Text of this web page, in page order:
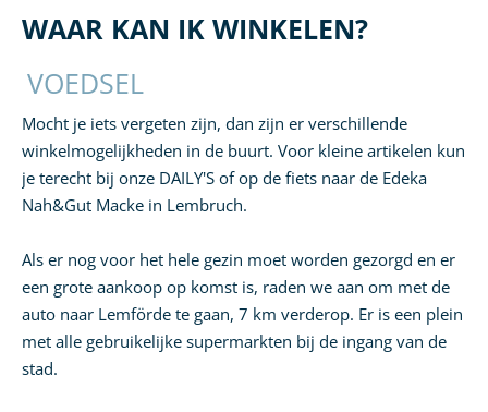
WAAR KAN IK WINKELEN?
VOEDSEL
Mocht je iets vergeten zijn, dan zijn er verschillende
winkelmogelijkheden in de buurt. Voor kleine artikelen kun
je terecht bij onze DAILY'S of op de fiets naar de Edeka
Nah&Gut Macke in Lembruch.
Als er nog voor het hele gezin moet worden gezorgd en er
een grote aankoop op komst is, raden we aan om met de
auto naar Lemförde te gaan, 7 km verderop. Er is een plein
met alle gebruikelijke supermarkten bij de ingang van de
stad.